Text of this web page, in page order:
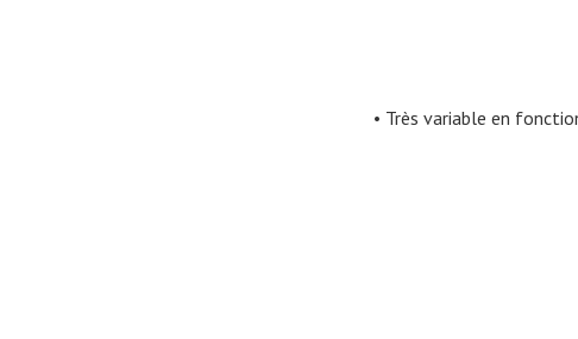
• Très variable en